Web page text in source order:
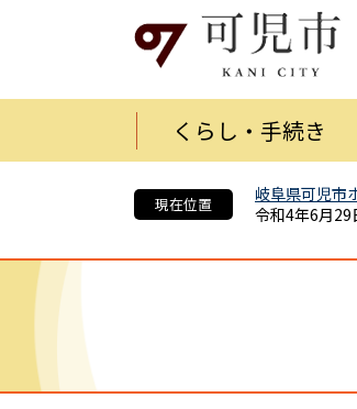
くらし・手続き
現在位置 岐阜県可児市
令和4年6月